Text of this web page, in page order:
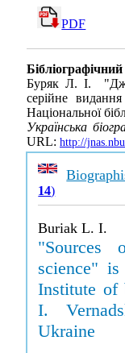
PDF
Буряк Л. І.
серійне
Національної
Українська
URL: http://
14)
Buriak L. I.
"Sources
science"
Institute of
I.
Ukraine